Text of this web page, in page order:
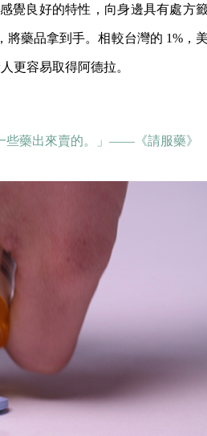
覺良好的特性，向身邊具有處方
藥品拿到手。相較台灣的 1%，美
更容易取得阿德拉。
些藥出來賣的。」——《請服藥》